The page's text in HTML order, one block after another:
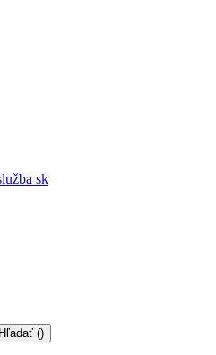
sk
Hľadať ()